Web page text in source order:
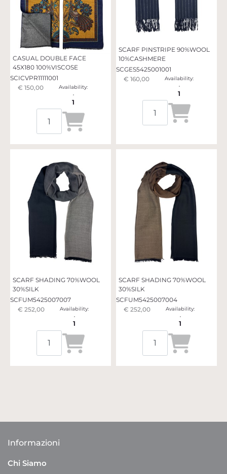
CASUAL DOUBLE FACE
45X180 100%VISCOSE
SCICVPR11111001
€ 150,00
Availability:
1
Quantità
SCARF PINSTRIPE 90%WOOL
10%CASHMERE
SCGES5425001001
€ 160,00
Availability:
1
Quantità
SCARF SHADING 70%WOOL
30%SILK
SCFUM5425007007
€ 252,00
Availability:
1
Quantità
SCARF SHADING 70%WOOL
30%SILK
SCFUM5425007004
€ 252,00
Availability:
1
Quantità
Informazioni
Chi Siamo